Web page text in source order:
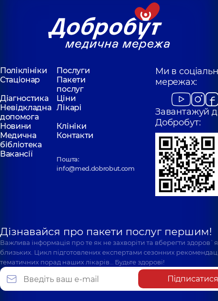
Поліклініки
Послуги
Стаціонар
Пакети
послуг
Діагностика
Ціни
Невідкладна
допомога
Лікарі
Новини
Клініки
Медична
бібліотека
Контакти
Вакансії
Пошта:
info@med.dobrobut.com
Ми в
мережах:
Завантажуй
Добробут:
Дізнавайся про пакети послуг першим!
Важлива інформація про те як не захворіти та вберегти
близьких. Цикл підготовлених експертами сезонних
тематичних порад наших лікарів… Будьте здорові!
Підписатися